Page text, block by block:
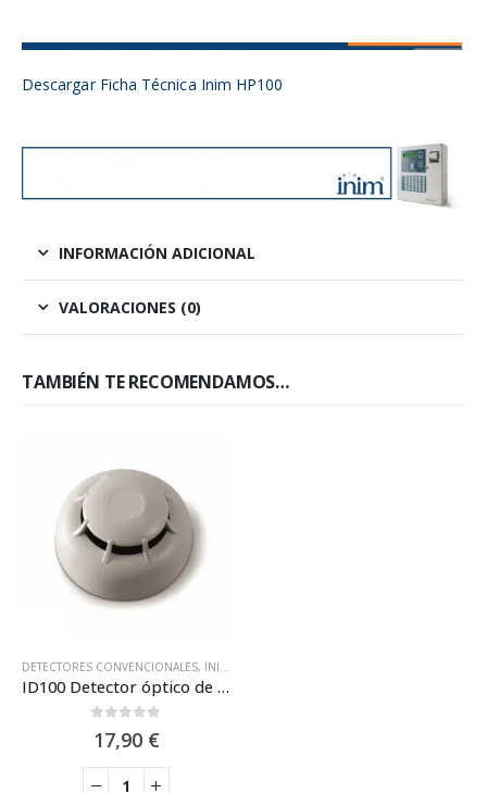
Descargar Ficha Técnica Inim HP100
INFORMACIÓN ADICIONAL
VALORACIONES (0)
TAMBIÉN TE RECOMENDAMOS…
DETECTORES CONVENCIONALES, INIM ELECTRONICS
ID100 Detector óptico de humo convencional Inim
17,90 €